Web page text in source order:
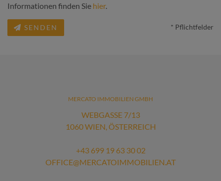
Informationen finden Sie hier.
SENDEN * Pflichtfelder
MERCATO IMMOBILIEN GMBH
WEBGASSE 7/13
1060 WIEN, ÖSTERREICH
+43 699 19 63 30 02
OFFICE@MERCATOIMMOBILIEN.AT